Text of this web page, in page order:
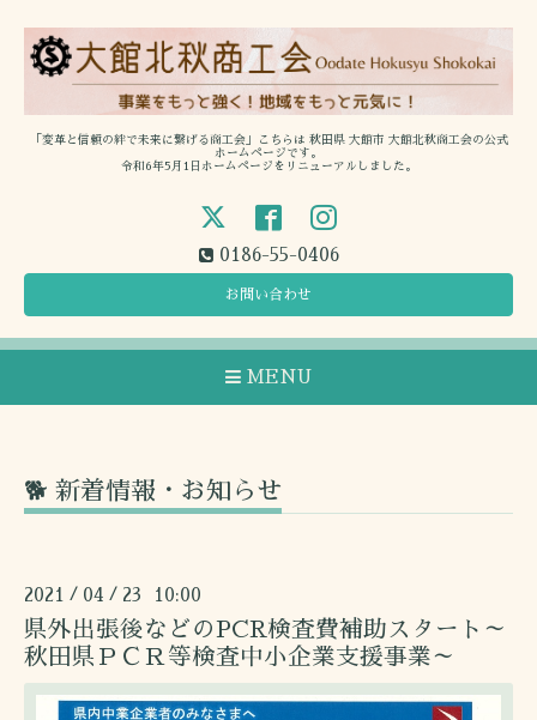
「変革と信頼の絆で未来に繋げる商工会」こちらは 秋田県 大館市 大館北秋商工会の公式
ホームページです。
令和6年5月1日ホームページをリニューアルしました。
0186-55-0406
お問い合わせ
MENU
🐕 新着情報・お知らせ
2021 / 04 / 23 10:00
県外出張後などのPCR検査費補助スタート～
秋田県ＰＣＲ等検査中小企業支援事業～